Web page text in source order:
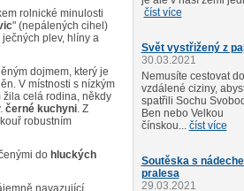
rolnické minulosti
" (nepálených cihel)
plev, hlíny a
dojmem, který je
V místnosti s nízkým
žila celá rodina, někdy
černé kuchyni. Z
robustním
do hluckých
navazující
číst více
Svět vystřižený z
30.03.2021
Nemusíte cestovat do
vzdálené ciziny,
spatřili Sochu
Ben nebo Velkou
čínskou... číst více
Soutěska s
pralesa
29.03.2021